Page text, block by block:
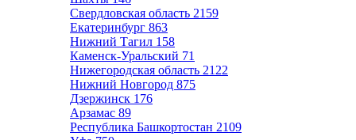
Свердловская область 2159
Екатеринбург 863
Нижний Тагил 158
Каменск-Уральский 71
Нижегородская область 2122
Нижний Новгород 875
Дзержинск 176
Арзамас 89
Республика Башкортостан 2109